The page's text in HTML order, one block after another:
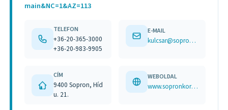
main&NC=1&AZ=113
TELEFON
+36-20-365-3000
+36-20-983-9905
E-MAIL
kulcsar@sopronkorhaz.hu
CÍM
9400 Sopron, Híd
u. 21.
WEBOLDAL
www.sopronkorhaz.hu/OrvoskeresoAdatlap.aspx?MPG=main&NC=1&AZ=113